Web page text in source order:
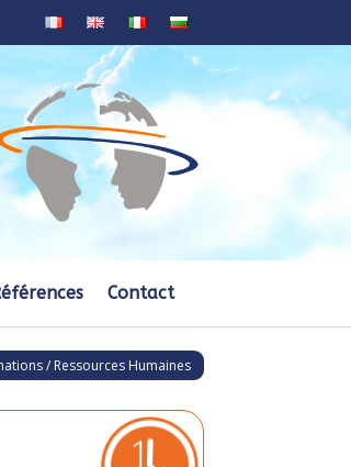
Contact
/ Ressources Humaines